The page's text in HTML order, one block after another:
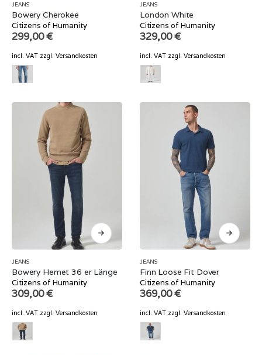
JEANS
Bowery Cherokee
Citizens of Humanity
299,00€
incl. VAT zzgl. Versandkosten
JEANS
London White
Citizens of Humanity
329,00€
incl. VAT zzgl. Versandkosten
JEANS
Bowery Hemet 36 er Länge
Citizens of Humanity
309,00€
incl. VAT zzgl. Versandkosten
JEANS
Finn Loose Fit Dover
Citizens of Humanity
369,00€
incl. VAT zzgl. Versandkosten